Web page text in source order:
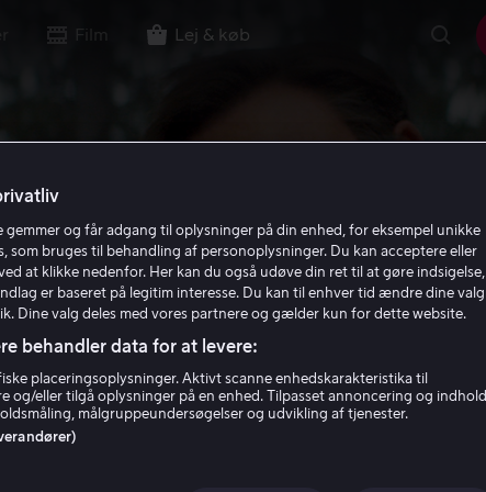
Film Lej & køb
gemmer og får adgang til oplysninger på din enhed, for eksempel unikke
som bruges til behandling af personoplysninger. Du kan acceptere eller
at klikke nedenfor. Her kan du også udøve din ret til at gøre indsigelse,
er baseret på legitim interesse. Du kan til enhver tid ændre dine valg
Dine valg deles med vores partnere og gælder kun for dette website.
behandler data for at levere:
placeringsoplysninger. Aktivt scanne enhedskarakteristika til
og/eller tilgå oplysninger på en enhed. Tilpasset annoncering og indhold,
målgruppeundersøgelser og udvikling af tjenester.